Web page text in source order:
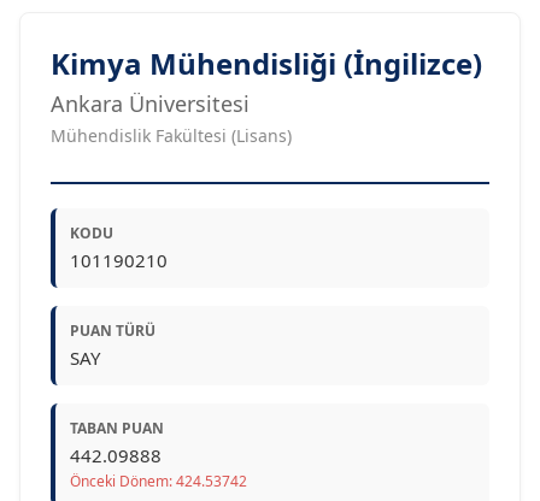
Kimya Mühendisliği (İngilizce)
Ankara Üniversitesi
Mühendislik Fakültesi (Lisans)
KODU
101190210
PUAN TÜRÜ
SAY
TABAN PUAN
442.09888
Önceki Dönem: 424.53742